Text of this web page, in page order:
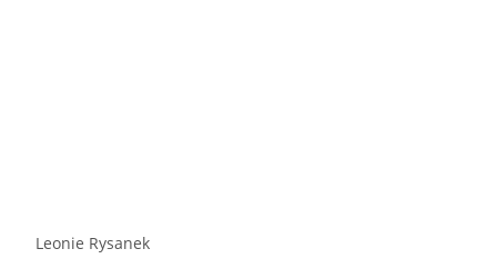
Leonie Rysanek